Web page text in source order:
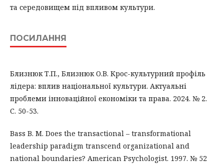
та середовищем під впливом культури.
ПОСИЛАННЯ
Близнюк Т.П., Близнюк О.В. Крос-культурний профіль
лідера: вплив національної культури. Актуальні
проблеми інноваційної економіки та права. 2024. № 2.
С. 50-53.
Bass B. M. Does the transactional – transformational
leadership paradigm transcend organizational and
national boundaries? American Psychologist. 1997. № 52